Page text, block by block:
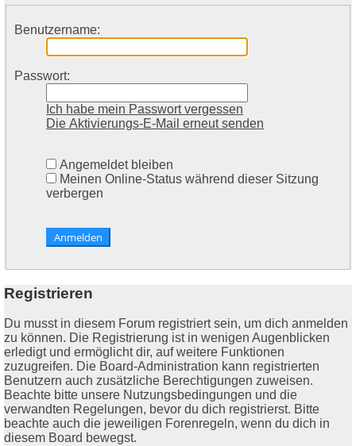
Benutzername:
Passwort:
Ich habe mein Passwort vergessen
Die Aktivierungs-E-Mail erneut senden
Angemeldet bleiben
Meinen Online-Status während dieser Sitzung
verbergen
Registrieren
Du musst in diesem Forum registriert sein, um dich anmelden
zu können. Die Registrierung ist in wenigen Augenblicken
erledigt und ermöglicht dir, auf weitere Funktionen
zuzugreifen. Die Board-Administration kann registrierten
Benutzern auch zusätzliche Berechtigungen zuweisen.
Beachte bitte unsere Nutzungsbedingungen und die
verwandten Regelungen, bevor du dich registrierst. Bitte
beachte auch die jeweiligen Forenregeln, wenn du dich in
diesem Board bewegst.